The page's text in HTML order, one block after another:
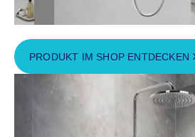
PRODUKT IM SHOP ENTDECKEN